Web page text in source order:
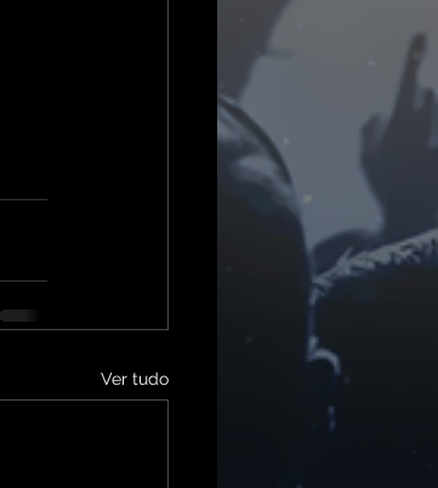
Ver tudo